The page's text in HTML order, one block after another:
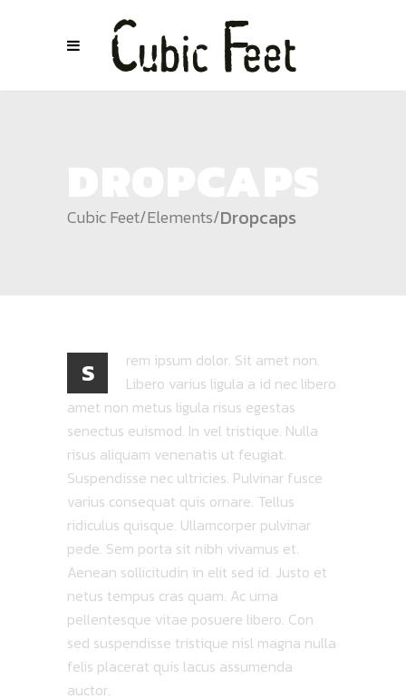
Cubic Feet/Elements/Dropcaps
S
rem ipsum dolor. Sit amet non.
Libero varius ligula a id nec libero
amet non metus ligula risus egestas
senectus euismod. In vel tristique. Nulla
risus aliquam venenatis ut feugiat.
Suspendisse nec ultricies. Pulvinar fusce
varius consequat quis ornare. Tellus
ridiculus quisque. Ullamcorper pulvinar
pede. Sem porta sit nibh vivamus et.
Aenean sollicitudin in elit sed id. Justo et
netus tempus cras quam. Ac urna
pellentesque vitae posuere libero. Con
sed suspendisse tristique nisl magna nulla
felis placerat quis lacus assumenda
auctor.